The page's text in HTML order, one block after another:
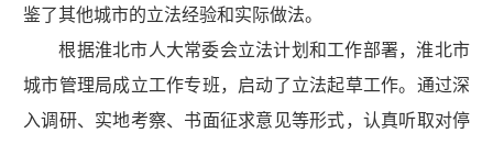
鉴了其他城市的立法经验和实际做法。
根据淮北市人大常委会立法计划和工作部署，淮北市
城市管理局成立工作专班，启动了立法起草工作。通过深
入调研、实地考察、书面征求意见等形式，认真听取对停